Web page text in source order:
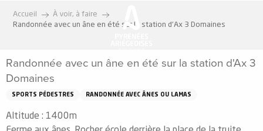
Accueil
À voir, à faire
Randonnée avec un âne en été sur la station d'Ax 3 Domaines
Randonnée avec un âne en été sur la station d'Ax 3
Domaines
SPORTS PÉDESTRES RANDONNÉE AVEC ÂNES OU LAMAS
Altitude : 1400m